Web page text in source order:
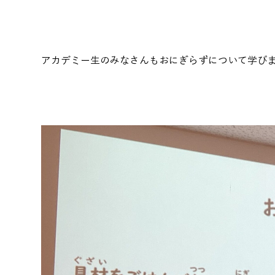
アカデミー生のみなさんもおにぎらずについて学び